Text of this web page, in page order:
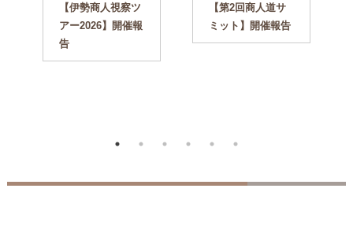
【伊勢商人視察ツ
アー2026】開催報
告
【第2回商人道サ
ミット】開催報告